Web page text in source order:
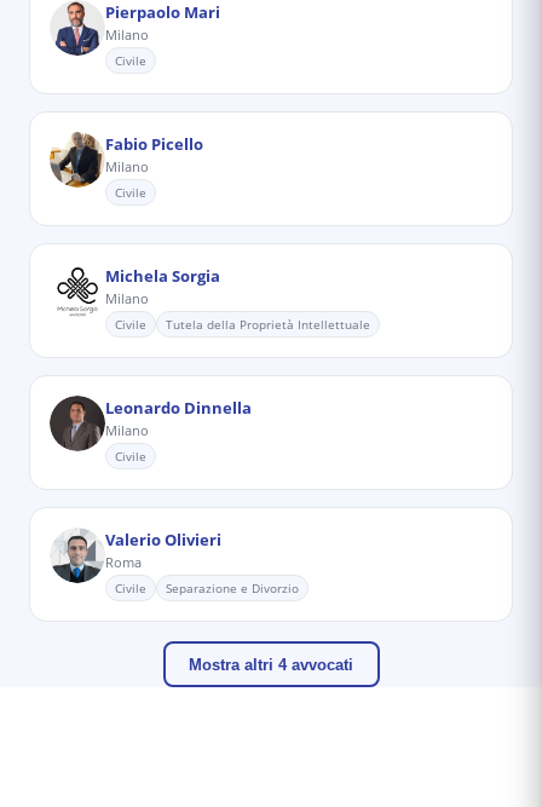
Pierpaolo Mari
Milano
Civile
Fabio Picello
Milano
Civile
Michela Sorgia
Milano
Civile Tutela della Proprietà Intellettuale
Leonardo Dinnella
Milano
Civile
Valerio Olivieri
Roma
Civile Separazione e Divorzio
Mostra altri 4 avvocati